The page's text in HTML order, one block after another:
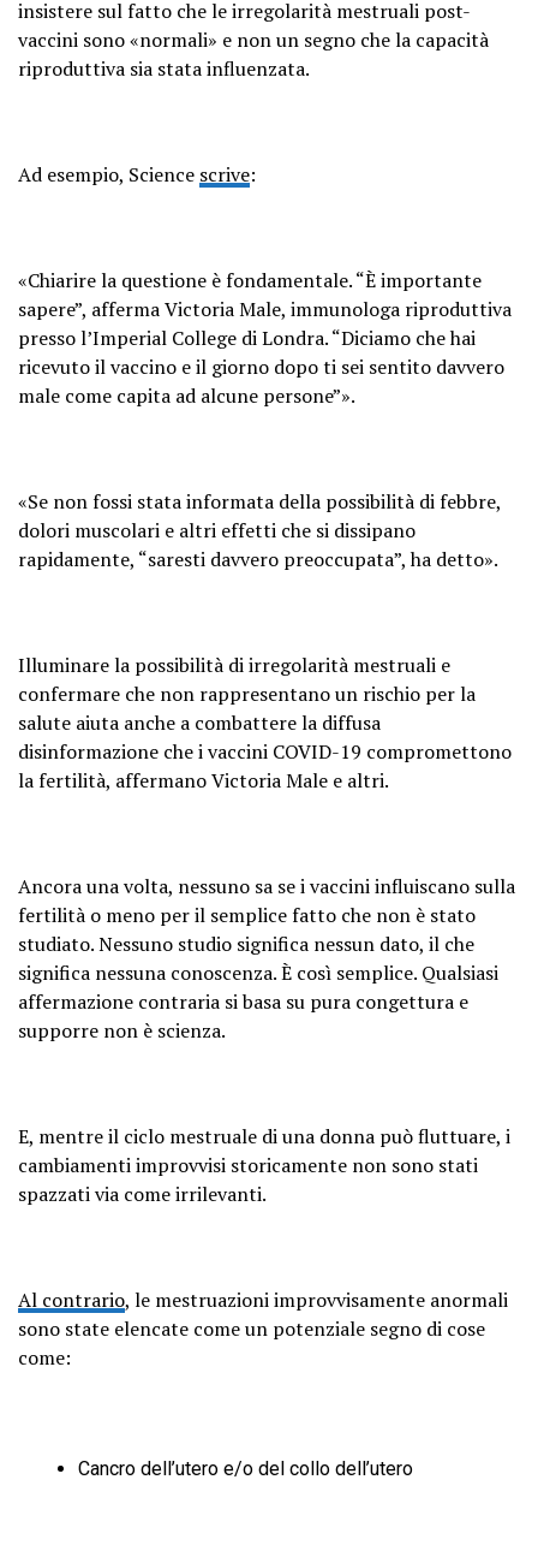
insistere sul fatto che le irregolarità mestruali post-
vaccini sono «normali» e non un segno che la capacità
riproduttiva sia stata influenzata.
Ad esempio, Science scrive:
«Chiarire la questione è fondamentale. “È importante
sapere”, afferma Victoria Male, immunologa riproduttiva
presso l’Imperial College di Londra. “Diciamo che hai
ricevuto il vaccino e il giorno dopo ti sei sentito davvero
male come capita ad alcune persone”».
«Se non fossi stata informata della possibilità di febbre,
dolori muscolari e altri effetti che si dissipano
rapidamente, “saresti davvero preoccupata”, ha detto».
Illuminare la possibilità di irregolarità mestruali e
confermare che non rappresentano un rischio per la
salute aiuta anche a combattere la diffusa
disinformazione che i vaccini COVID-19 compromettono
la fertilità, affermano Victoria Male e altri.
Ancora una volta, nessuno sa se i vaccini influiscano sulla
fertilità o meno per il semplice fatto che non è stato
studiato. Nessuno studio significa nessun dato, il che
significa nessuna conoscenza. È così semplice. Qualsiasi
affermazione contraria si basa su pura congettura e
supporre non è scienza.
E, mentre il ciclo mestruale di una donna può fluttuare, i
cambiamenti improvvisi storicamente non sono stati
spazzati via come irrilevanti.
Al contrario, le mestruazioni improvvisamente anormali
sono state elencate come un potenziale segno di cose
come:
Cancro dell’utero e/o del collo dell’utero